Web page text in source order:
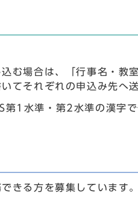
む場合は、「行事名・教
てそれぞれの申込み先へ
1水準・第2水準の漢字で
きる方を募集しています